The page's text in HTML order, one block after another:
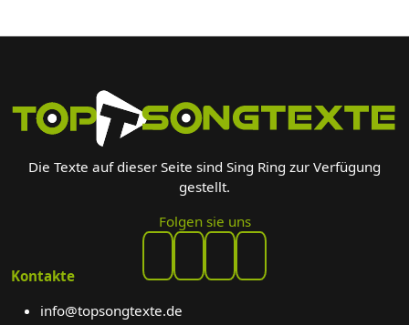
Die Texte auf dieser Seite sind Sing Ring zur Verfügung
gestellt.
Folgen sie uns
Kontakte
info@topsongtexte.de